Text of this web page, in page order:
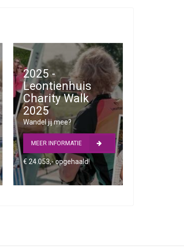
2025 -
Leontienhuis
Charity Walk
2025
Wandel jij mee?
MEER INFORMATIE
€ 24.053,- opgehaald!